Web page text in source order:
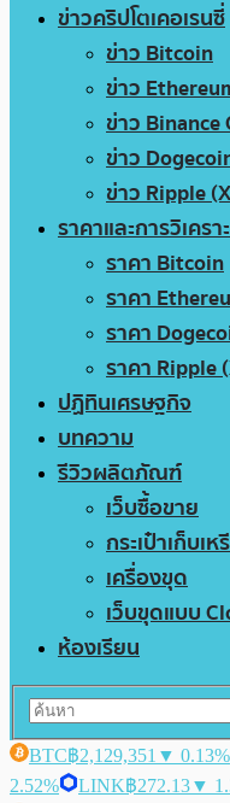
ข่าวคริปโตเคอเรนซี่
ข่าว Bitcoin
ข่าว
ข่าว Binance
ข่าว
ข่าว Ripple
ราคาและการวิเครา
ราคา Bitcoin
ราคา
ราคา
ราคา Ripple
ปฏิทินเศรษฐกิจ
บทความ
รีวิวผลิตภัณฑ์
เว็บซื้อขาย
กระเป๋าเก็บเ
เครื่องขุด
เว็บขุดแบบ
ห้องเรียน
BTC฿2,129,351 ▼ 0.13%
2.52%
LINK฿272.13▼